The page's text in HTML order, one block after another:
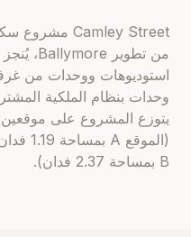
استوديوهات ووحدات من
وحدات بنظام الملكية
B بمساحة 2.37 فدان).